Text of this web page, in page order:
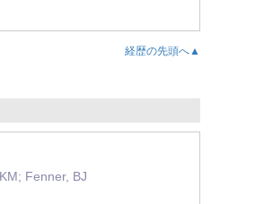
経歴の先頭へ▲
Fenner, BJ